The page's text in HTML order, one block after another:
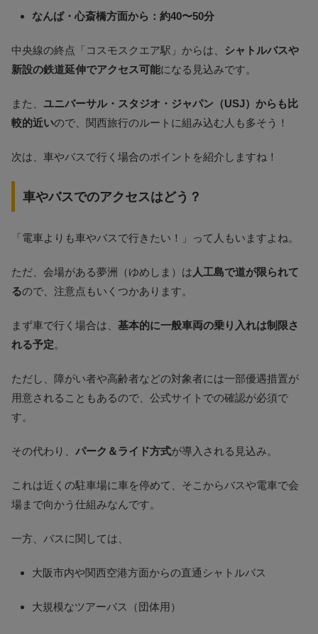
なんば・心斎橋方面から：約40〜50分
中央線の終点「コスモスクエア駅」からは、 シャトルバスや
新設の鉄道延伸でアクセス可能になる見込みです。
また、 ユニバーサル・スタジオ・ジャパン（USJ）からも比
較的近いので、関西旅行のルートに組み込む人も多そう！
次は、車やバスで行く場合のポイントを紹介しますね！
車やバスでのアクセスはどう？
「電車よりも車やバスで行きたい！」って人もいますよね。
ただ、会場がある夢洲（ゆめしま）は 人工島で道が限られて
るので、注意点もいくつかあります。
まず車で行く場合は、 基本的に一般車両の乗り入れは制限さ
れる予定。
ただし、障がい者や高齢者などの対象者には一部優遇措置が
用意されることもあるので、公式サイトでの確認が必須で
す。
その代わり、 パーク＆ライド方式が導入される見込み。
これは近くの駐車場に車を停めて、そこからバスや電車で会
場まで向かう仕組みなんです。
一方、バスに関しては、
大阪市内や関西空港方面からの直通シャトルバス
大規模なツアーバス（団体用）